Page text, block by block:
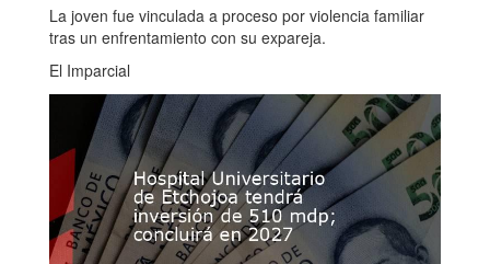
La joven fue vinculada a proceso por violencia familiar
tras un enfrentamiento con su expareja.
El Imparcial